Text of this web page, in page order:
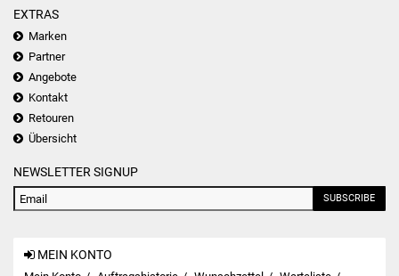
EXTRAS
Marken
Partner
Angebote
Kontakt
Retouren
Übersicht
NEWSLETTER SIGNUP
SUBSCRIBE
MEIN KONTO